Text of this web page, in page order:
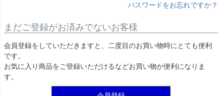
パスワードをお忘れですか？
まだご登録がお済みでないお客様
会員登録をしていただきますと、二度目のお買い物時にとても便利
です。
お気に入り商品をご登録いただけるなどお買い物が便利になりま
す。